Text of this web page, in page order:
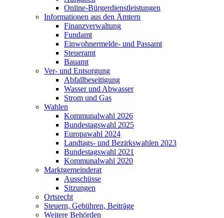
Online-Bürgerdienstleistungen
Informationen aus den Ämtern
Finanzverwaltung
Fundamt
Einwohnermelde- und Passamt
Steueramt
Bauamt
Ver- und Entsorgung
Abfallbeseitigung
Wasser und Abwasser
Strom und Gas
Wahlen
Kommunalwahl 2026
Bundestagswahl 2025
Europawahl 2024
Landtags- und Bezirkswahlen 2023
Bundestagswahl 2021
Kommunalwahl 2020
Marktgemeinderat
Ausschüsse
Sitzungen
Ortsrecht
Steuern, Gebühren, Beiträge
Weitere Behörden